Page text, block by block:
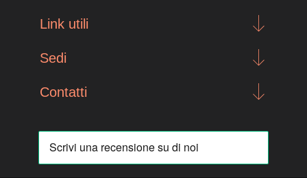
Link utili
Sedi
Contatti